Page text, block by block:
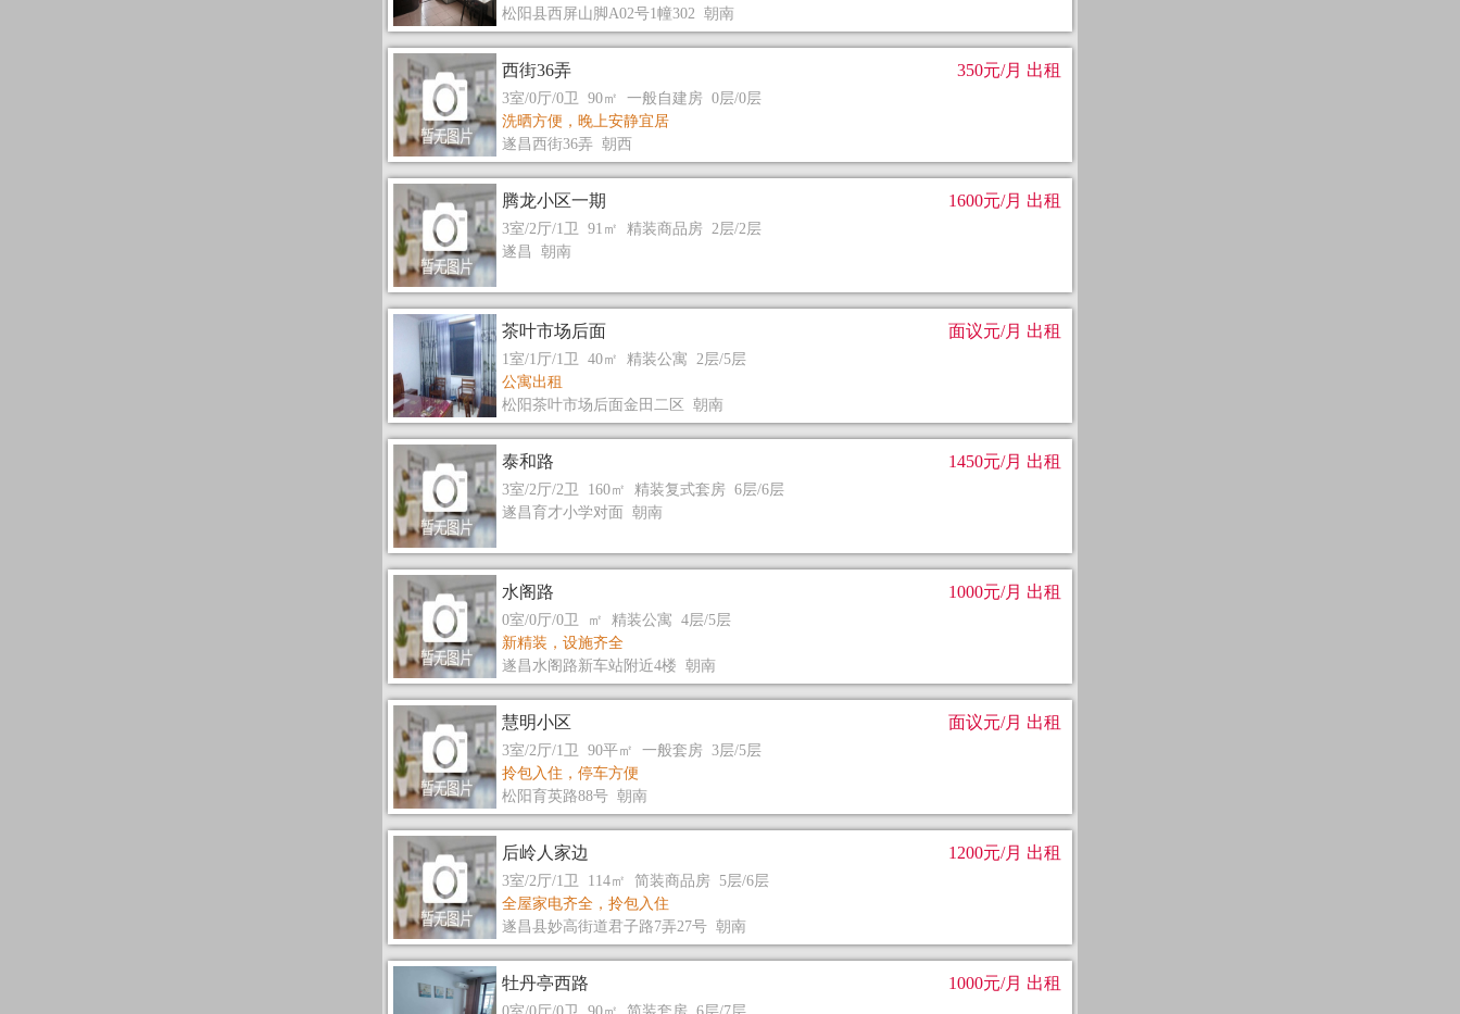
松阳县西屏山脚A02号1幢302 朝南
西街36弄
3室/0厅/0卫 90㎡ 一般自建房 0层/0层
洗晒方便，晚上安静宜居
遂昌西街36弄 朝西
350元/月 出租
腾龙小区一期
3室/2厅/1卫 91㎡ 精装商品房 2层/2层
遂昌 朝南
1600元/月 出租
茶叶市场后面
1室/1厅/1卫 40㎡ 精装公寓 2层/5层
公寓出租
松阳茶叶市场后面金田二区 朝南
面议元/月 出租
泰和路
3室/2厅/2卫 160㎡ 精装复式套房 6层/6层
遂昌育才小学对面 朝南
1450元/月 出租
水阁路
0室/0厅/0卫 ㎡ 精装公寓 4层/5层
新精装，设施齐全
遂昌水阁路新车站附近4楼 朝南
1000元/月 出租
慧明小区
3室/2厅/1卫 90平㎡ 一般套房 3层/5层
拎包入住，停车方便
松阳育英路88号 朝南
面议元/月 出租
后岭人家边
3室/2厅/1卫 114㎡ 简装商品房 5层/6层
全屋家电齐全，拎包入住
遂昌县妙高街道君子路7弄27号 朝南
1200元/月 出租
牡丹亭西路 1000元/月 出租